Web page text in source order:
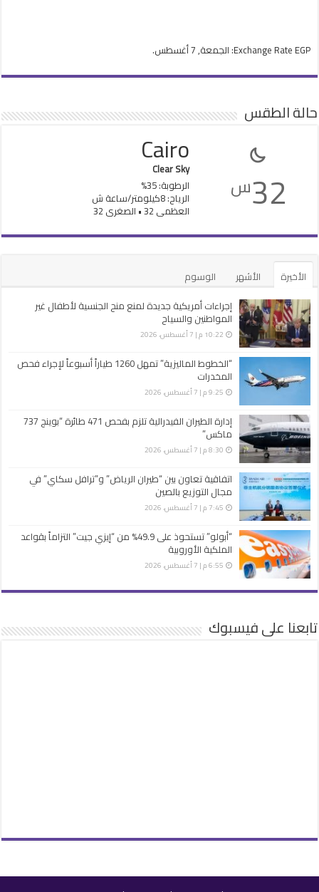
Exchange Rate EGP : الجمعة, 7 أغسطس.
حالة الطقس
32س
Cairo
Clear Sky
الرطوبة: 35%
الرياح: 8كيلومتر/ساعة ش
العظمى 32 • الصغرى 32
الأخيرة الأشهر
الوسوم
إجراءات أمريكية جديدة لمنع منح الجنسية لأطفال غير
المواطنين والسياح
10:22 م | 7 أغسطس، 2026
“الخطوط الماليزية” تمهل 1260 طياراً أسبوعاً لإجراء فحص
المخدرات
9:25 م | 7 أغسطس، 2026
إدارة الطيران الفيدرالية تلزم بفحص 471 طائرة “بوينج 737
ماكس”
8:30 م | 7 أغسطس، 2026
اتفاقية تعاون بين “طيران الرياض” و”ترافل سكاي” في
مجال التوزيع بالصين
7:45 م | 7 أغسطس، 2026
“أبولو” تستحوذ على 49.9% من “إيزي جيت” التزاماً بقواعد
الملكية الأوروبية
6:55 م | 7 أغسطس، 2026
تابعنا على فيسبوك